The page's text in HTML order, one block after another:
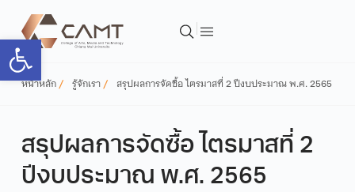
Open toolbar
หน้าหลัก รู้จักเรา สรุปผลการจัดซื้อ ไตรมาสที่ 2 ปีงบประมาณ พ.ศ. 2565
สรุปผลการจัดซื้อ ไตรมาสที่ 2
ปีงบประมาณ พ.ศ. 2565